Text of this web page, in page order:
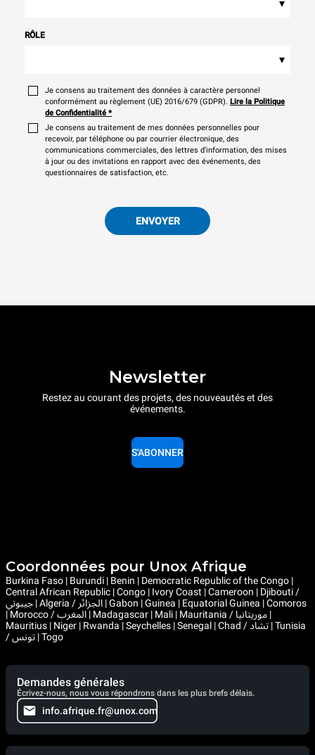
▾
RÔLE
▾
Je consens au traitement des données à caractère personnel
conformément au règlement (UE) 2016/679 (GDPR). Lire la Politique
de Confidentialité *
Je consens au traitement de mes données personnelles pour
recevoir, par téléphone ou par courrier électronique, des
communications commerciales, des lettres d'information, des mises
à jour ou des invitations en rapport avec des événements, des
questionnaires de satisfaction, etc.
ENVOYER
Newsletter
Restez au courant des projets, des nouveautés et des
événements.
S'ABONNER
Coordonnées pour Unox Afrique
Burkina Faso | Burundi | Benin | Democratic Republic of the Congo |
Central African Republic | Congo | Ivory Coast | Cameroon | Djibouti /
جيبوتي | Algeria / الجزائر | Gabon | Guinea | Equatorial Guinea | Comoros
| Morocco / المغرب | Madagascar | Mali | Mauritania / موريتانيا |
Mauritius | Niger | Rwanda | Seychelles | Senegal | Chad / تشاد | Tunisia
/ تونس | Togo
Demandes générales
Écrivez-nous, nous vous répondrons dans les plus brefs délais.
info.afrique.fr@unox.com